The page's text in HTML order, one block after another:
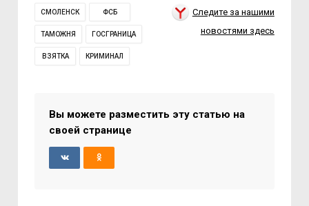
СМОЛЕНСК ФСБ
ТАМОЖНЯ ГОСГРАНИЦА
ВЗЯТКА КРИМИНАЛ
Следите за нашими
новостями здесь
Вы можете разместить эту статью на
своей странице